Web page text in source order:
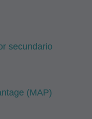
secundario
(MAP)